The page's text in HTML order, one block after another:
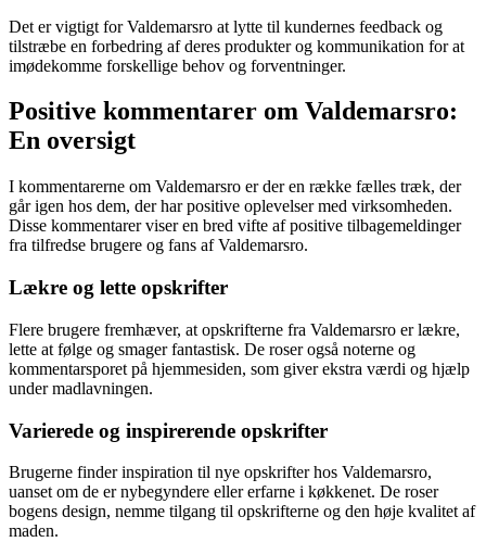
Det er vigtigt for Valdemarsro at lytte til kundernes feedback og
tilstræbe en forbedring af deres produkter og kommunikation for at
imødekomme forskellige behov og forventninger.
Positive kommentarer om Valdemarsro:
En oversigt
I kommentarerne om Valdemarsro er der en række fælles træk, der
går igen hos dem, der har positive oplevelser med virksomheden.
Disse kommentarer viser en bred vifte af positive tilbagemeldinger
fra tilfredse brugere og fans af Valdemarsro.
Lækre og lette opskrifter
Flere brugere fremhæver, at opskrifterne fra Valdemarsro er lækre,
lette at følge og smager fantastisk. De roser også noterne og
kommentarsporet på hjemmesiden, som giver ekstra værdi og hjælp
under madlavningen.
Varierede og inspirerende opskrifter
Brugerne finder inspiration til nye opskrifter hos Valdemarsro,
uanset om de er nybegyndere eller erfarne i køkkenet. De roser
bogens design, nemme tilgang til opskrifterne og den høje kvalitet af
maden.